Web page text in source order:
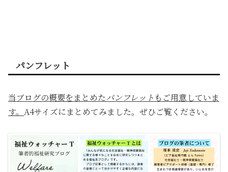
パンフレット
当ブログの概要をまとめたパンフレット もご用意していま
す。 A4サイズにまとめてみました。ぜひご覧ください。